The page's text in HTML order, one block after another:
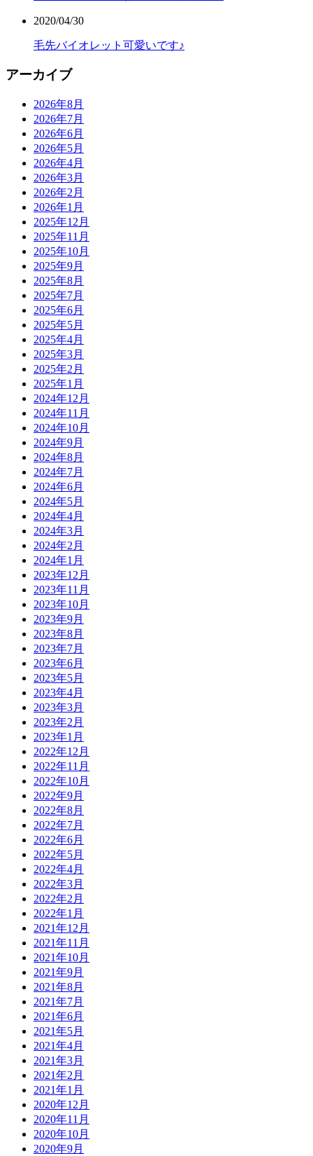
2020/04/30
毛先バイオレット可愛いです♪
アーカイブ
2026年8月
2026年7月
2026年6月
2026年5月
2026年4月
2026年3月
2026年2月
2026年1月
2025年12月
2025年11月
2025年10月
2025年9月
2025年8月
2025年7月
2025年6月
2025年5月
2025年4月
2025年3月
2025年2月
2025年1月
2024年12月
2024年11月
2024年10月
2024年9月
2024年8月
2024年7月
2024年6月
2024年5月
2024年4月
2024年3月
2024年2月
2024年1月
2023年12月
2023年11月
2023年10月
2023年9月
2023年8月
2023年7月
2023年6月
2023年5月
2023年4月
2023年3月
2023年2月
2023年1月
2022年12月
2022年11月
2022年10月
2022年9月
2022年8月
2022年7月
2022年6月
2022年5月
2022年4月
2022年3月
2022年2月
2022年1月
2021年12月
2021年11月
2021年10月
2021年9月
2021年8月
2021年7月
2021年6月
2021年5月
2021年4月
2021年3月
2021年2月
2021年1月
2020年12月
2020年11月
2020年10月
2020年9月